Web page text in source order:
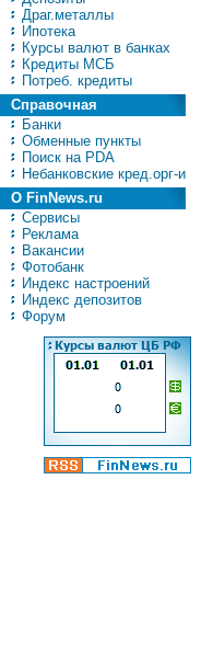
Драг.металлы
Ипотека
Курсы валют в банках
Кредиты МСБ
Потреб. кредиты
Справочная
Банки
Обменные пункты
Поиск на PDA
Небанковские кред.орг-и
О FinNews.ru
Сервисы
Реклама
Вакансии
Фотобанк
Индекс настроений
Индекс депозитов
Форум